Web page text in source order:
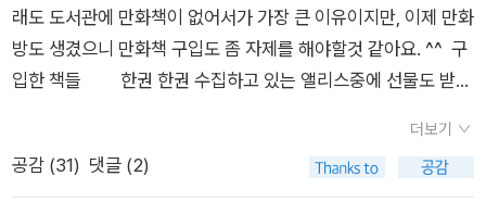
아요. 반복적인 술과 안주 이야기라서 조금은 식상하게 느껴지기
도 하지만 와카코씨와 공감가는 부분들이 많아서인지 저는 재미
있게 읽었어요.^^ 와카코씨처럼 술이 쎄서 맛있는 술 많이 마실
수 있으면 더 좋을텐데 진짜 아쉬워요~~~. 요즘은 나이들어서
인지 더 술이 약해진것 같아요. 그래도 술 한잔 마실수 없는 체질
이 아니라서 정말 다행입니다. ㅎㅎ '와카코와 술'을 읽다보면, 와
래도 도서관에 만화책이 없어서가 가장 큰 이유이지만, 이제 만화
방도 생겼으니 만화책 구입도 좀 자제를 해야할것 같아요. ^^ 구
입한 책들 한권 한권 수집하고 있는 앨리스중에 선물도 받지
결이길 바람. 그래픽노블로 출간된 '왕좌 게임' - 소설도 완갈되
더보기
공감 (31) 댓글 (2)